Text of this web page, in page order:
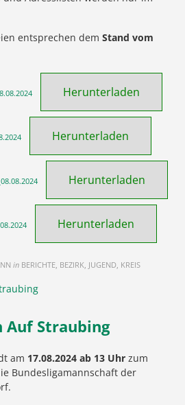
entsprechen demStand vom
Herunterladen
Herunterladen
Herunterladen
Herunterladen
in BERICHTE, BEZIRK, JUGEND, KREIS
Auf Straubing
am 17.08.2024 ab 13 Uhr zum
Bundesligamannschaft der